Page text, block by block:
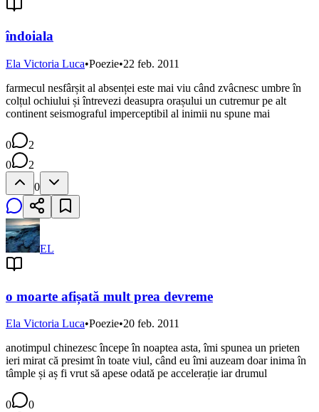
îndoiala
Ela Victoria Luca•Poezie•22 feb. 2011
farmecul nesfârșit al absenței este mai viu când zvâcnesc umbre în
colțul ochiului și întrevezi deasupra orașului un cutremur pe alt
continent seismograful imperceptibil al inimii nu spune mai
0
2
0
2
0
EL
o moarte afișată mult prea devreme
Ela Victoria Luca•Poezie•20 feb. 2011
anotimpul chinezesc începe în noaptea asta, îmi spunea un prieten
ieri mirat că presimt în toate viul, când eu îmi auzeam doar inima în
tâmple și aș fi vrut să apese odată pe accelerație iar drumul
0
0